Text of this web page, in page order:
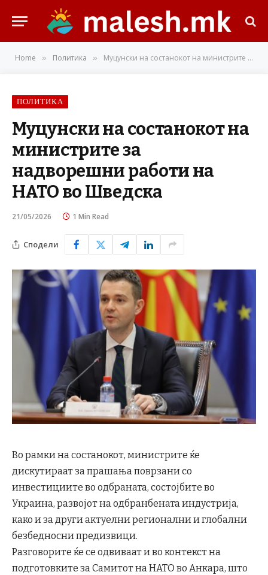
Home » Политика » Муцунски на состанокот на министрите за надворешни работи на НАТО во Шведска
ПОЛИТИКА
Муцунски на состанокот на
министрите за
надворешни работи на
НАТО во Шведска
21/05/2026 1 Min Read
Сподели
Во рамки на состанокот, министрите ќе
дискутираат за прашања поврзани со
инвестициите во одбраната, состојбите во
Украина, развојот на одбранбената индустрија,
како и за други актуелни регионални и глобални
безбедносни предизвици.
Разговорите ќе се одвиваат и во контекст на
подготовките за Самитот на НАТО во Анкара, што